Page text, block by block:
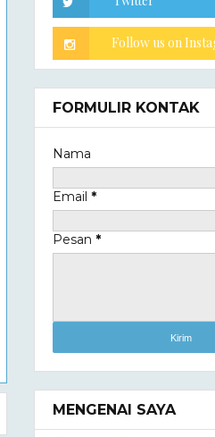
FORMULIR KONTAK
Nama
Email *
Pesan *
MENGENAI SAYA